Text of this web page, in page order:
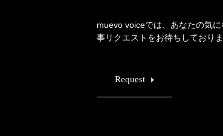
muevo voiceでは、あなたの気
事リクエストをお待ちしておりま
Request